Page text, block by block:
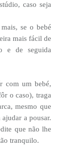
caso seja
se o bebé
mais fácil de
e de seguida
com um bebé,
o caso), traga
mesmo que
a pousar.
que não lhe
tranquilo.